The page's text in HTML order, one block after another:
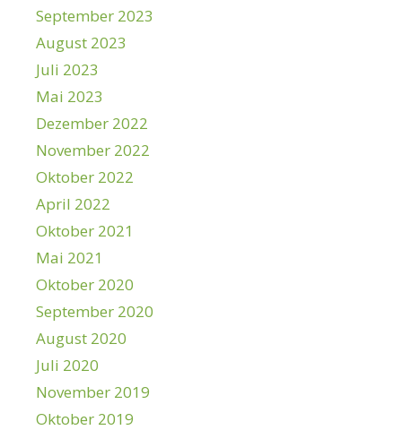
September 2023
August 2023
Juli 2023
Mai 2023
Dezember 2022
November 2022
Oktober 2022
April 2022
Oktober 2021
Mai 2021
Oktober 2020
September 2020
August 2020
Juli 2020
November 2019
Oktober 2019